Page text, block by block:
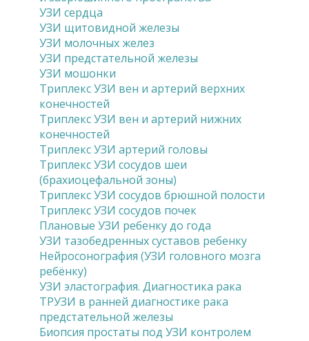
УЗИ сердца
УЗИ щитовидной железы
УЗИ молочных желез
УЗИ предстательной железы
УЗИ мошонки
Триплекс УЗИ вен и артерий верхних
конечностей
Триплекс УЗИ вен и артерий нижних
конечностей
Триплекс УЗИ артерий головы
Триплекс УЗИ сосудов шеи
(брахиоцефальной зоны)
Триплекс УЗИ сосудов брюшной полости
Триплекс УЗИ сосудов почек
Плановые УЗИ ребенку до года
УЗИ тазобедренных суставов ребенку
Нейросонография (УЗИ головного мозга
ребёнку)
УЗИ эластография. Диагностика рака
ТРУЗИ в ранней диагностике рака
предстательной железы
Биопсия простаты под УЗИ контролем